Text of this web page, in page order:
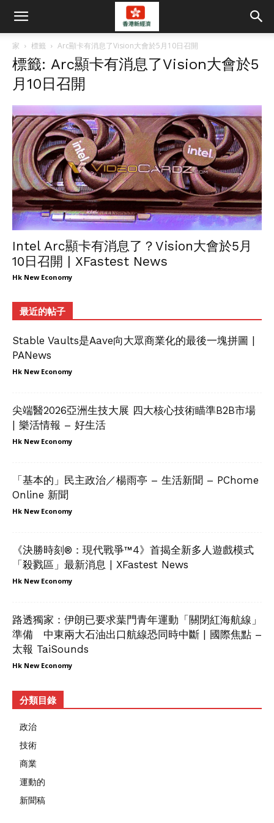
家 標籤 Arc顯卡有消息了Vision大會於5月10日召開
標籤: Arc顯卡有消息了Vision大會於5
月10日召開
Intel Arc顯卡有消息了？Vision大會於5月
10日召開 | XFastest News
Hk New Economy
最近的帖子
Stable Vaults是Aave向大眾商業化的最後一塊拼圖 |
PANews
Hk New Economy
尖端醫2026亞洲生技大展 四大核心技術瞄準B2B市場
| 樂活情報 – 好生活
Hk New Economy
「基本的」民主政治／楊雨亭 – 生活新聞 – PChome
Online 新聞
Hk New Economy
《決勝時刻®：現代戰爭™4》首揭全新多人遊戲模式
「殺戮區」最新消息 | XFastest News
Hk New Economy
路透獨家：伊朗已要求葉門青年運動「關閉紅海航線」
準備 中東兩大石油出口航線恐同時中斷 | 國際焦點 –
太報 TaiSounds
Hk New Economy
分類目錄
政治
技術
商業
運動的
新聞稿